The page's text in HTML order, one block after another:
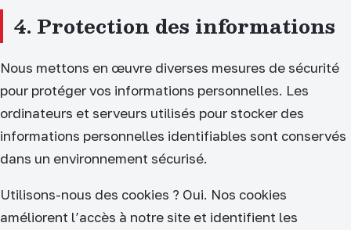
4. Protection des informations
Nous mettons en œuvre diverses mesures de sécurité
pour protéger vos informations personnelles. Les
ordinateurs et serveurs utilisés pour stocker des
informations personnelles identifiables sont conservés
dans un environnement sécurisé.
Utilisons-nous des cookies ? Oui. Nos cookies
améliorent l’accès à notre site et identifient les